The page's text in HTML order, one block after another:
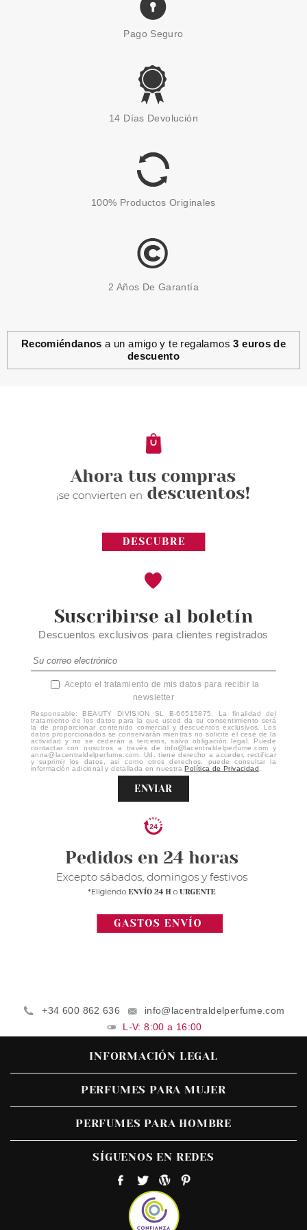
ANNE MOLLER
CREMA ILUMINADORA
26.95€
ANNE MOLLER
17.99€
Pago Seguro
14 Días Devolución
100% Productos Originales
2 Años De Garantía
Recomiéndanos a un amigo y te regalamos3 euros de
descuento
Suscribirse al boletín
Descuentos exclusivos para clientes registrados
Acepto el tratamiento de mis datos para recibir la
newsletter
Responsable: BEAUTY DIVISION SL B-66515875. La finalidad del
tratamiento de los datos para la que usted da su consentimiento será
la de proporcionar contenido comercial y descuentos exclusivos. Los
datos proporcionados se conservarán mientras no solicite el cese de la
actividad y no se cederán a terceros, salvo obligación legal. Puede
contactar con nosotros a través de info@lacentraldelperfume.com y
anna@lacentraldelperfume.com. Ud. tiene derecho a acceder, rectificar
y suprimir los datos, así como otros derechos, puede consultar la
información adicional y detallada en nuestraPolítica de Privacidad
ENVIAR
+34 600 862 636
info@lacentraldelperfume.com
L-V: 8:00 a 16:00
INFORMACIÓN LEGAL
PERFUMES PARA MUJER
PERFUMES PARA HOMBRE
SÍGUENOS EN REDES